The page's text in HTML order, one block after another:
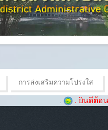
การส่งเสริมความโปรงใส
. ยินดีต้อนรับเข้าสู่เว็บไซต์